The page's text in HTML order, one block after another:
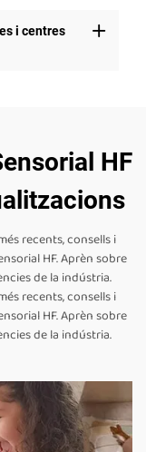
i centres
HF
recents, consells i
HF. Aprèn sobre
de la indústria.
recents, consells i
HF. Aprèn sobre
de la indústria.